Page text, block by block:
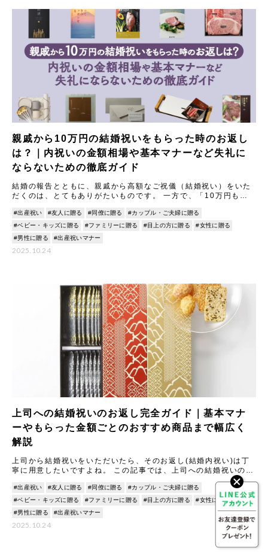
親戚から10万円の結婚祝いをもらった時のお返し
は？｜内祝いの金額相場や基本マナーなど失礼に
ならないための徹底ガイド
結婚の報告とともに、親戚から高額なご祝儀（結婚祝い）をいた
だくのは、とてもありがたいものです。 一方で、「10万円もの
にな
#出産祝い #友人に贈る #同僚に贈る
#カップル・ご夫婦に贈る
#ベビー・キッズに贈る
#ファミリーに贈る #目上の方に贈る
#女性に贈る
#男性に贈る
#出産祝いマナー
2025.10.24
上司への結婚祝いのお返し完全ガイド｜基本マナ
ーやもらった金額ごとのおすすめ商品まで幅広く
解説
上司から結婚祝いをいただいたら、そのお返し(結婚内祝い)は丁
寧に用意したいですよね。 この記事では、上司への結婚祝いのお
返しに関する基本マナーから、もらった金額別の相場と喜ばれる
ギ
#出産祝い #友人に贈る #同僚に贈る
#カップル・ご夫婦に贈る
#ベビー・キッズに贈る
#ファミリーに贈る #目上の方に贈る
#女性に贈る
#男性に贈る
#出産祝いマナー
2025.10.24